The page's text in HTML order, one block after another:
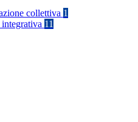
collettiva 1
11